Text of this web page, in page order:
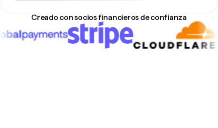
Creado con socios financieros de confianza